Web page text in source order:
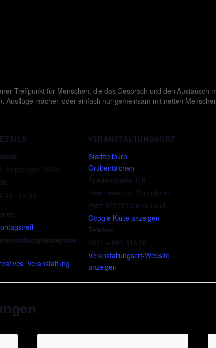
Treffpunkt für Menschen, die das Gespräch und den Austausch
Ausflüge machen oder einfach nur gemeinsam mit netten
September 2030
- 16:00
, Veranstaltung
VERANSTALTUNGSORT
Stadtteilbüro
Grübentälchen
Friedenstraße 118
Kaiserslautern, Rheinland-
Pfalz 67657 Deutschland
Google Karte anzeigen
Telefon
0631 – 680 316 90
Veranstaltungsort-Website
anzeigen